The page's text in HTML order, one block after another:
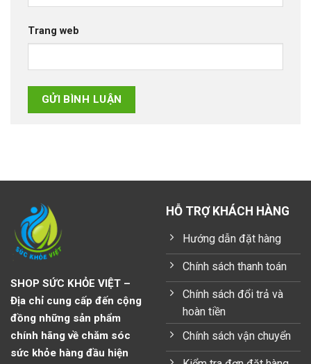
Trang web
SHOP SỨC KHỎE VIỆT –
Địa chỉ cung cấp đến cộng
đồng những sản phẩm
chính hãng về chăm sóc
sức khỏe hàng đầu hiện
HỖ TRỢ KHÁCH HÀNG
Hướng dẫn đặt hàng
Chính sách thanh toán
Chính sách đổi trả và
hoàn tiền
Chính sách vận chuyển